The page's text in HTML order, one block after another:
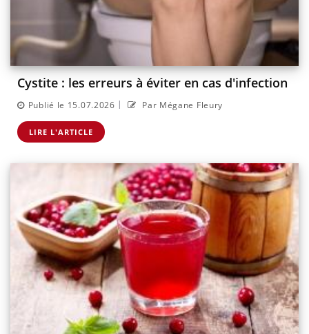
Cystite : les erreurs à éviter en cas d'infection
Publié le 15.07.2026 | Par Mégane Fleury
LIRE L'ARTICLE